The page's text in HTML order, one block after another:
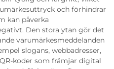
och förhindrar
kan påverka
Den stora ytan gör det
varumärkesmeddelanden
slogans, webbadresser,
koder som främjar digital